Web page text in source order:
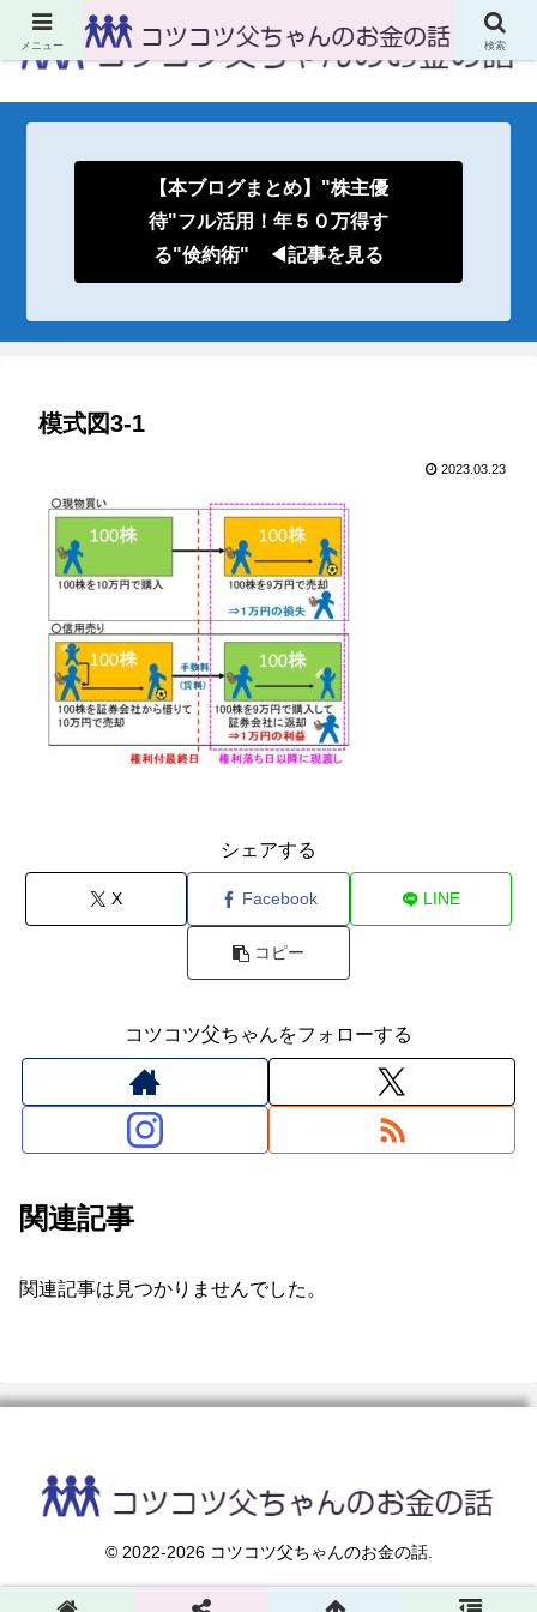
【本ブログまとめ】"株主優
待"フル活用！年５０万得す
る"倹約術" ◀記事を見る
模式図3-1
2023.03.23
シェアする
X Facebook LINE
コピー
コツコツ父ちゃんをフォローする
関連記事
関連記事は見つかりませんでした。
© 2022-2026 コツコツ父ちゃんのお金の話.
メニュー 検索